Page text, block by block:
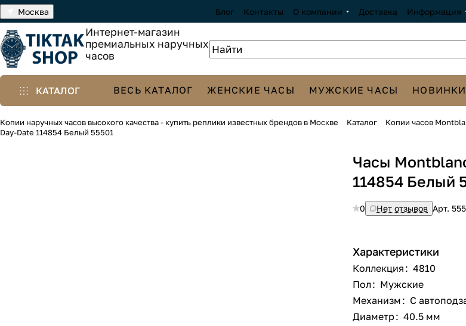
Москва Блог Контакты О компании Доставка Информация
Интернет-магазин
премиальных наручных
часов
КАТАЛОГ ВЕСЬ КАТАЛОГ ЖЕНСКИЕ ЧАСЫ МУЖСКИЕ ЧАСЫ НОВИНКИ
Копии наручных часов высокого качества - купить реплики известных брендов в Москве Каталог Копии часов
Day-Date 114854 Белый 55501
Часы
114854 Белый
0 Нет отзывов Арт.
Характеристики
Коллекция : 4810
Пол : Мужские
Механизм : С
Диаметр: 40.5 мм